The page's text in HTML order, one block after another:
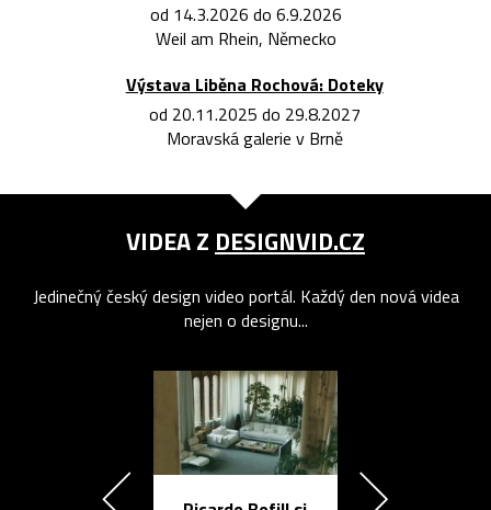
od 14.3.2026 do 6.9.2026
Weil am Rhein, Německo
Výstava Liběna Rochová: Doteky
od 20.11.2025 do 29.8.2027
Moravská galerie v Brně
VIDEA Z DESIGNVID.CZ
Jedinečný český design video portál. Každý den nová videa
nejen o designu...